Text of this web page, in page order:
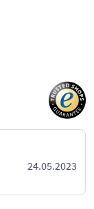
24.05.2023